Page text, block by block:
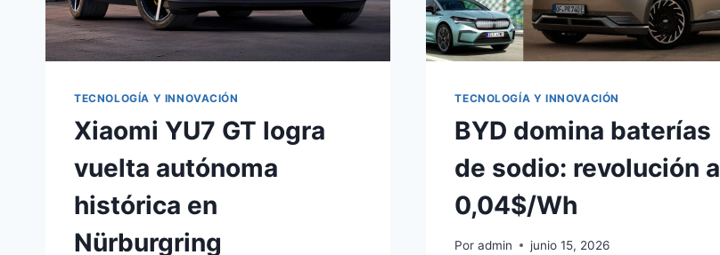
TECNOLOGÍA Y INNOVACIÓN
Xiaomi YU7 GT logra
vuelta autónoma
histórica en
Nürburgring
TECNOLOGÍA Y INNOVACIÓN
BYD domina baterías
de sodio: revolución a
0,04$/Wh
Por admin junio 15, 2026